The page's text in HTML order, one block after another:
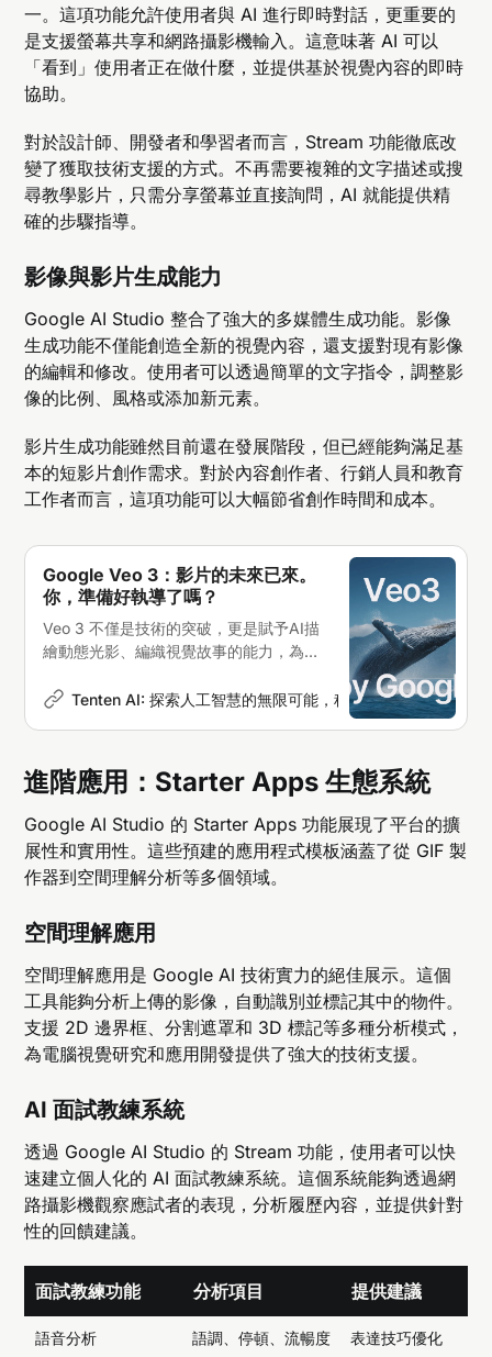
一。這項功能允許使用者與 AI 進行即時對話，更重要的
是支援螢幕共享和網路攝影機輸入。這意味著 AI 可以
「看到」使用者正在做什麼，並提供基於視覺內容的即時
協助。
對於設計師、開發者和學習者而言，Stream 功能徹底改
變了獲取技術支援的方式。不再需要複雜的文字描述或搜
尋教學影片，只需分享螢幕並直接詢問，AI 就能提供精
確的步驟指導。
影像與影片生成能力
Google AI Studio 整合了強大的多媒體生成功能。影像
生成功能不僅能創造全新的視覺內容，還支援對現有影像
的編輯和修改。使用者可以透過簡單的文字指令，調整影
像的比例、風格或添加新元素。
影片生成功能雖然目前還在發展階段，但已經能夠滿足基
本的短影片創作需求。對於內容創作者、行銷人員和教育
工作者而言，這項功能可以大幅節省創作時間和成本。
Google Veo 3：影片的未來已來。
你，準備好執導了嗎？
Veo 3 不僅是技術的突破，更是賦予AI描
繪動態光影、編織視覺故事的能力，為影
Tenten AI: 探索人工智慧的無限可能，科技新聞深度解析
進階應用：Starter Apps 生態系統
Google AI Studio 的 Starter Apps 功能展現了平台的擴
展性和實用性。這些預建的應用程式模板涵蓋了從 GIF 製
作器到空間理解分析等多個領域。
空間理解應用
空間理解應用是 Google AI 技術實力的絕佳展示。這個
工具能夠分析上傳的影像，自動識別並標記其中的物件。
支援 2D 邊界框、分割遮罩和 3D 標記等多種分析模式，
為電腦視覺研究和應用開發提供了強大的技術支援。
AI 面試教練系統
透過 Google AI Studio 的 Stream 功能，使用者可以快
速建立個人化的 AI 面試教練系統。這個系統能夠透過網
路攝影機觀察應試者的表現，分析履歷內容，並提供針對
性的回饋建議。
面試教練功能 分析項目 提供建議
語音分析 語調、停頓、流暢度 表達技巧優化